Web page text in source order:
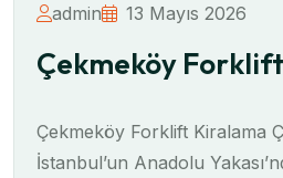
admin 13 Mayıs 2026
Çekmeköy
Çekmeköy Forklift Kiralama
İstanbul’un Anadolu